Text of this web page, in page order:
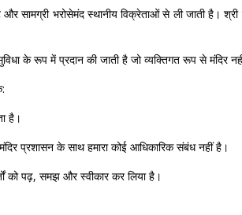
और सामग्री भरोसेमंद स्थानीय विक्रेताओं से ली जाती है।
के रूप में प्रदान की जाती है जो व्यक्तिगत रूप से मंदिर
है।
प्रशासन के साथ हमारा कोई आधिकारिक संबंध नहीं है।
को पढ़, समझ और स्वीकार कर लिया है।